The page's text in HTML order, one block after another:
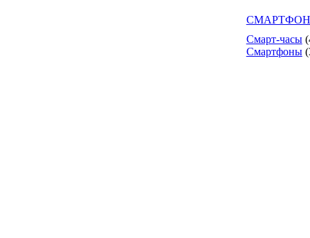
Смарт-часы
Смартфоны